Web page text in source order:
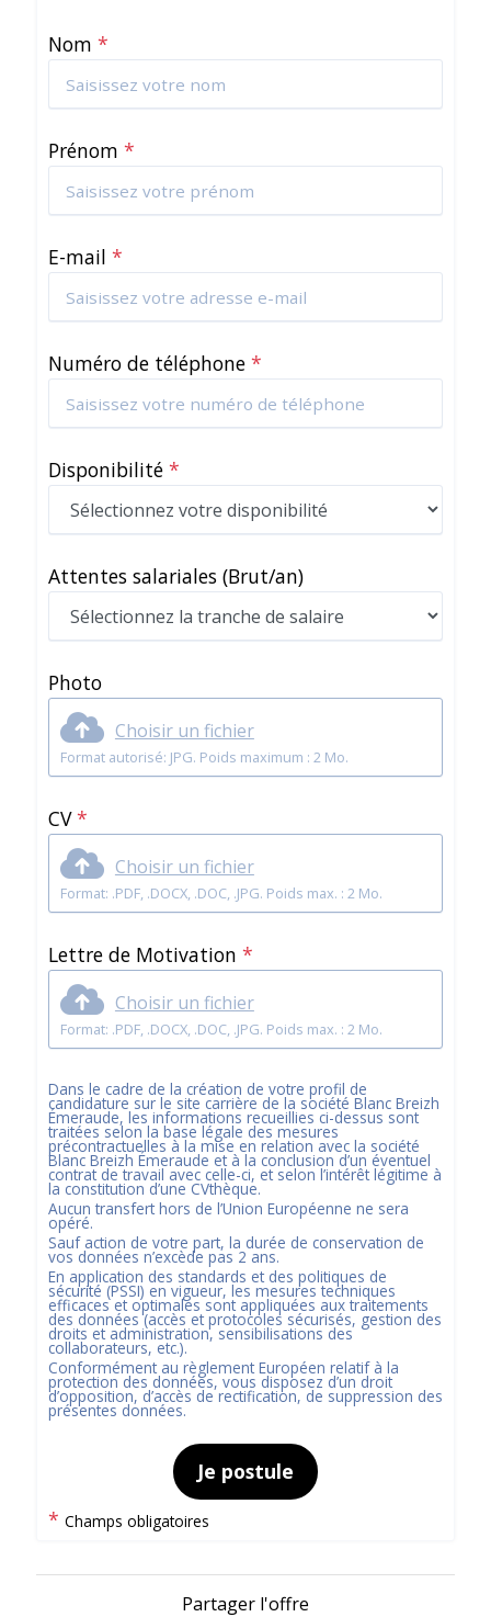
Nom *
Prénom *
E-mail *
Numéro de téléphone *
Disponibilité *
Attentes salariales (Brut/an)
Photo
Choisir un fichier
Format autorisé: JPG. Poids maximum : 2 Mo.
CV*
Choisir un fichier
Format: .PDF, .DOCX, .DOC, .JPG. Poids max. : 2 Mo.
Lettre de Motivation *
Choisir un fichier
Format: .PDF, .DOCX, .DOC, .JPG. Poids max. : 2 Mo.
Dans le cadre de la création de votre profil de
candidature sur le site carrière de la société Blanc Breizh
Émeraude, les informations recueillies ci-dessus sont
traitées selon la base légale des mesures
précontractuelles à la mise en relation avec la société
Blanc Breizh Émeraude et à la conclusion d’un éventuel
contrat de travail avec celle-ci, et selon l’intérêt légitime à
la constitution d’une CVthèque.
Aucun transfert hors de l’Union Européenne ne sera
opéré.
Sauf action de votre part, la durée de conservation de
vos données n’excède pas 2 ans.
En application des standards et des politiques de
sécurité (PSSI) en vigueur, les mesures techniques
efficaces et optimales sont appliquées aux traitements
des données (accès et protocoles sécurisés, gestion des
droits et administration, sensibilisations des
collaborateurs, etc.).
Conformément au règlement Européen relatif à la
protection des données, vous disposez d’un droit
d’opposition, d’accès de rectification, de suppression des
présentes données.
Je postule
* Champs obligatoires
Partager l'offre